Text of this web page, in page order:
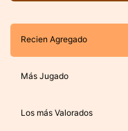
Recien Agregado
Más Jugado
Los más Valorados